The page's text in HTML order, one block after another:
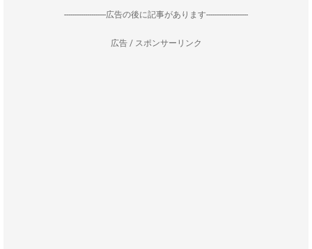
--------------------広告の後に記事があります--------------------
広告 / スポンサーリンク